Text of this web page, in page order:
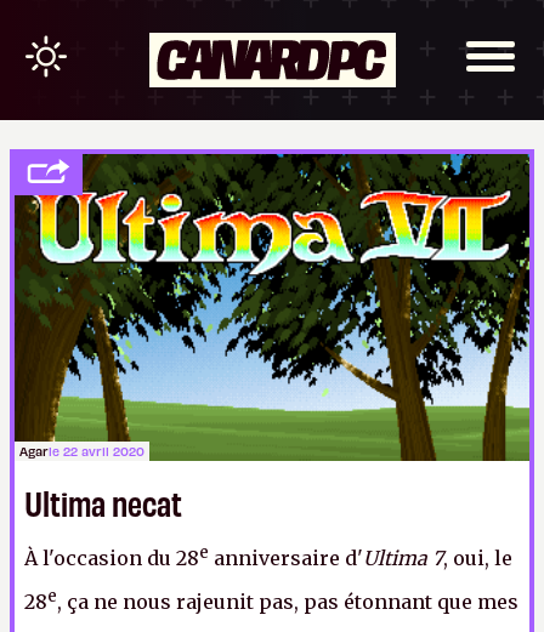
Agarle 22 avril 2020
Ultima necat
À l'occasion du 28e anniversaire d'Ultima 7, oui, le
28e, ça ne nous rajeunit pas, pas étonnant que mes